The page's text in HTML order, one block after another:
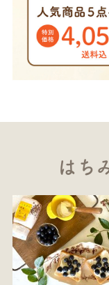
はち